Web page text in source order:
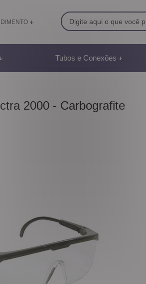
2102-9500
(48) 991887507
Atendimento Online
Tubos e Conexões
2000 - Carbografite